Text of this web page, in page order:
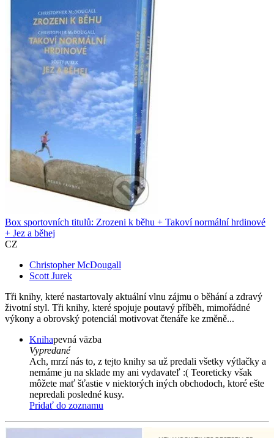
Box sportovních titulů: Zrozeni k běhu + Takoví normální hrdinové
+ Jez a běhej
CZ
Christopher McDougall
Scott Jurek
Tři knihy, které nastartovaly aktuální vlnu zájmu o běhání a zdravý
životní styl. Tři knihy, které spojuje poutavý příběh, mimořádné
výkony a obrovský potenciál motivovat čtenáře ke změně...
Knihapevná väzba
Vypredané
Ach, mrzí nás to, z tejto knihy sa už predali všetky výtlačky a
nemáme ju na sklade my ani vydavateľ :( Teoreticky však
môžete mať šťastie v niektorých iných obchodoch, ktoré ešte
nepredali posledné kusy.
Pridať do zoznamu